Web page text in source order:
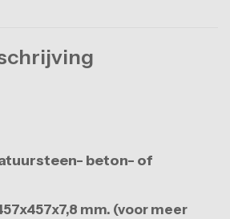
beton- of
mm. (voor meer